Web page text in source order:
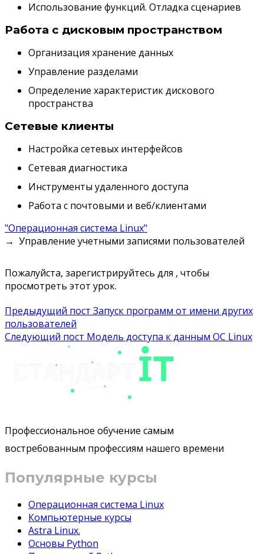
Использование функций. Отладка сценариев
Работа с дисковым пространством
Организация хранение данных
Управление разделами
Определение характеристик дискового
пространства
Сетевые клиенты
Настройка сетевых интерфейсов
Сетевая диагностика
Инструменты удаленного доступа
Работа с почтовыми и веб/клиентами
"Операционная система Linux"
Управление учетными записями пользователей
Пожалуйста, зарегистрируйтесь для , чтобы
просмотреть этот урок.
Навигация
по
записям
Предыдущий пост Запуск программ от имени других
пользователей
Следующий пост Модель доступа к данным OC Linux
Профессиональное обучение самым
востребованным профессиям нашего времени
Популярные курсы
Операционная система Linux
Компьютерные курсы
Astra Linux.
Основы Python